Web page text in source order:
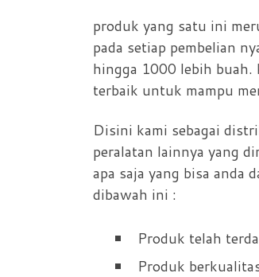
produk yang satu ini
pada setiap pembelian
hingga 1000 lebih buah.
terbaik untuk mampu
Disini kami sebagai
peralatan lainnya yang
apa saja yang bisa anda
dibawah ini :
Produk telah
Produk